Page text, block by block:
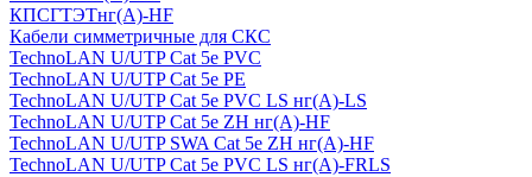
КПСГТЭТнг(A)-HF
Кабели симметричные для СКС
TechnoLAN U/UTP Cat 5e PVC
TechnoLAN U/UTP Cat 5e PE
TechnoLAN U/UTP Cat 5e PVC LS нг(A)-LS
TechnoLAN U/UTP Cat 5e ZH нг(A)-HF
TechnoLAN U/UTP SWA Cat 5e ZH нг(A)-HF
TechnoLAN U/UTP Cat 5e PVC LS нг(A)-FRLS